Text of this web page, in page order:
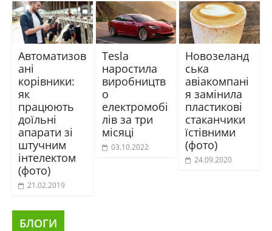
Автоматизов
ані
корівники:
як
працюють
доїльні
апарати зі
штучним
інтелектом
(фото)
21.02.2019
Tesla
наростила
виробництв
о
електромобі
лів за три
місяці
03.10.2022
Новозеланд
ська
авіакомпані
я замінила
пластикові
стаканчики
їстівними
(фото)
24.09.2020
БЛОГИ